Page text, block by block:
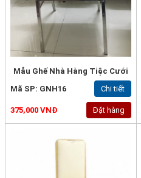
Mẫu Ghế Nhà Hàng Tiệc Cưới
Mã SP: GNH16
Chi tiết
375,000 VNĐ Đặt hàng